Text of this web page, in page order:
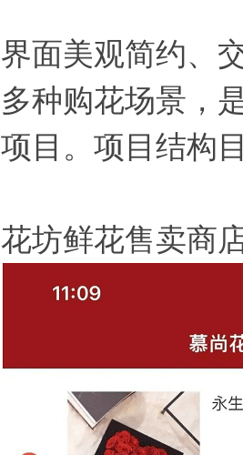
界面美观简约、
多种购花场景，
项目。项目结构
花坊鲜花售卖商